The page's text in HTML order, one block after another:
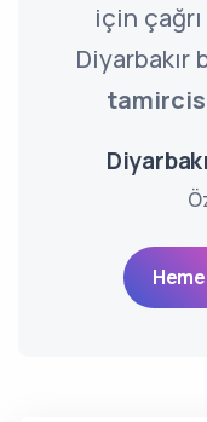
için
Diyarbakır